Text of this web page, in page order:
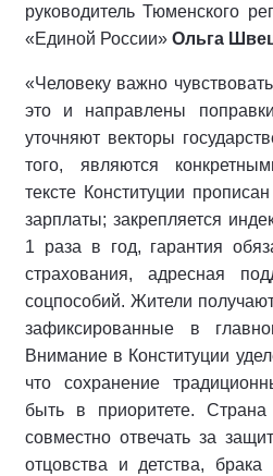
руководитель Тюменского
«Единой России» Ольга
«Человеку важно
это и направлены
уточняют векторы
того, являются
тексте Конституции
зарплаты; закрепляется
1 раза в год, гарантия
страхования, адресная
соцпособий. Жители
зафиксированные в
Внимание в Конституции
что сохранение
быть в приоритете.
совместно отвечать за
отцовства и детства,